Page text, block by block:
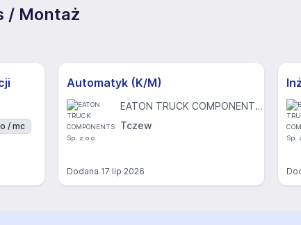
/ Montaż
/ mc
Automatyk (K/M)
EATON TRUCK COMPONENTS Sp. z o.o.
Tczew
Dodana 17 lip 2026